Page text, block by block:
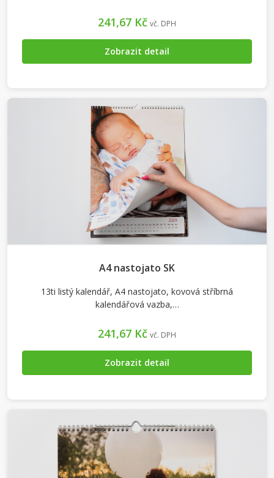
241,67 Kč vč. DPH
Zobrazit detail
A4 nastojato SK
13ti listý kalendář, A4 nastojato, kovová stříbrná
kalendářová vazba,…
241,67 Kč vč. DPH
Zobrazit detail